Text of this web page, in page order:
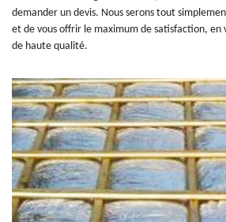
demander un devis. Nous serons tout
et de vous offrir le maximum de satisfaction, en
de haute qualité.